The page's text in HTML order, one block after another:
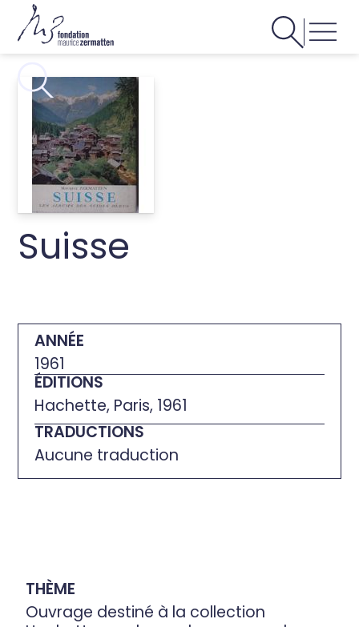
Suisse
ANNÉE
1961
ÉDITIONS
Hachette, Paris, 1961
TRADUCTIONS
Aucune traduction
THÈME
Ouvrage destiné à la collection